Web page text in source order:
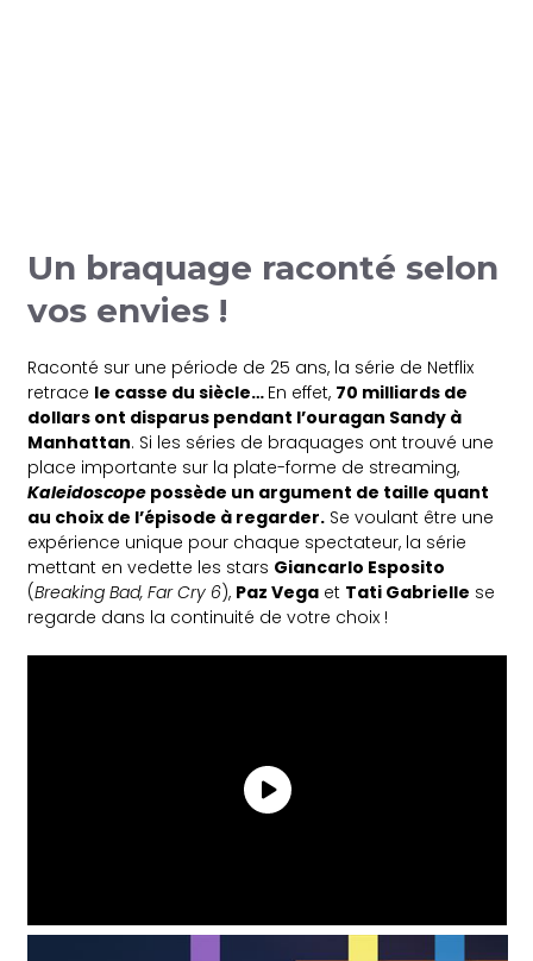
Un braquage raconté selon
vos envies !
Raconté sur une période de 25 ans, la série de Netflix
retrace le casse du siècle… En effet, 70 milliards de
dollars ont disparus pendant l’ouragan Sandy à
Manhattan. Si les séries de braquages ont trouvé une
place importante sur la plate-forme de streaming,
Kaleidoscope possède un argument de taille quant
au choix de l’épisode à regarder. Se voulant être une
expérience unique pour chaque spectateur, la série
mettant en vedette les stars Giancarlo Esposito
(Breaking Bad, Far Cry 6), Paz Vega et Tati Gabrielle se
regarde dans la continuité de votre choix !